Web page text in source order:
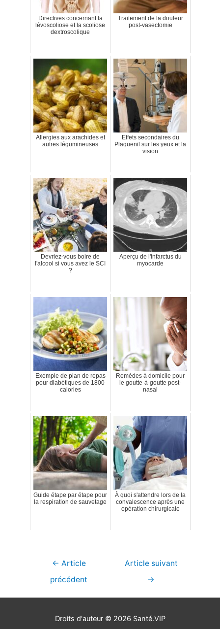
Directives concernant la
lévoscoliose et la scoliose
dextroscolique
Traitement de la douleur
post-vasectomie
Allergies aux arachides et
autres légumineuses
Effets secondaires du
Plaquenil sur les yeux et la
vision
Devriez-vous boire de
l'alcool si vous avez le SCI
?
Aperçu de l'infarctus du
myocarde
Exemple de plan de repas
pour diabétiques de 1800
calories
Remèdes à domicile pour
le goutte-à-goutte post-
nasal
Guide étape par étape pour
la respiration de sauvetage
À quoi s'attendre lors de la
convalescence après une
opération chirurgicale
Navigation
← Article
précédent
Article suivant
→
Droits d'auteur © 2026 Santé.VIP